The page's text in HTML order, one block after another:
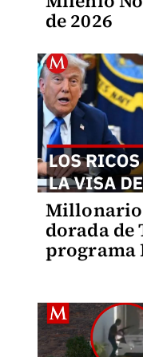
de 2026
dorada
programa